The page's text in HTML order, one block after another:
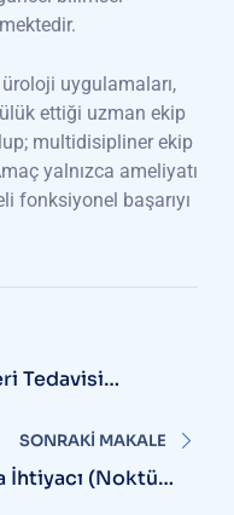
uygulamaları,
ettiği uzman ekip
multidisipliner ekip
yalnızca ameliyatı
fonksiyonel başarıyı
Tedavisi
SONRAKI MAKALE
İhtiyacı (Noktüri)